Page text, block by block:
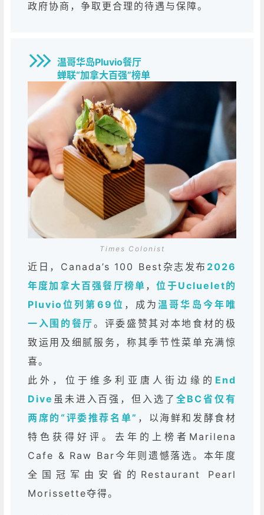
政府协商，争取更合理的待遇与保障。
温哥华岛Pluvio餐厅
蝉联“加拿大百强”榜单
Times Colonist
近日，Canada’s 100 Best杂志发布 2026
年度加拿大百强餐厅榜单 ，位于Ucluelet的
Pluvio位列第69位 ，成为温哥华岛今年唯
一入围的餐厅。评委盛赞其对本地食材的极
致运用及细腻服务，称其季节性菜单充满惊
喜。
此外，位于维多利亚唐人街边缘的 End
Dive 虽未进入百强，但入选了 全BC省仅有
两席的“评委推荐名单” ，以海鲜和发酵食材
特色获得好评。去年的上榜者Marilena
Cafe & Raw Bar今年则遗憾落选。本年度
全国冠军由安省的Restaurant Pearl
Morissette夺得。